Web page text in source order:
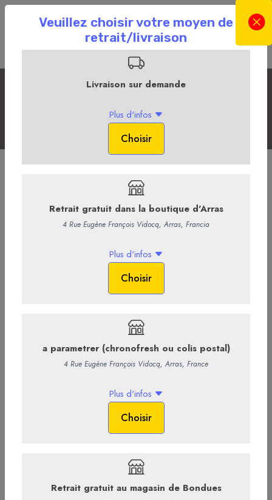
Apéritif ou dînatoire
La Boutique en ligne
Plateaux et pièces montées
Les Plateaux
Apéritif ou dînatoire